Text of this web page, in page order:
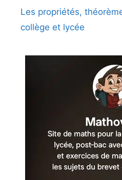
Les propriétés,
collège et lycée